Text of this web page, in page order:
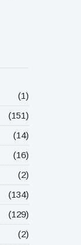
(1)
(151)
(14)
(16)
(2)
(134)
(129)
(2)